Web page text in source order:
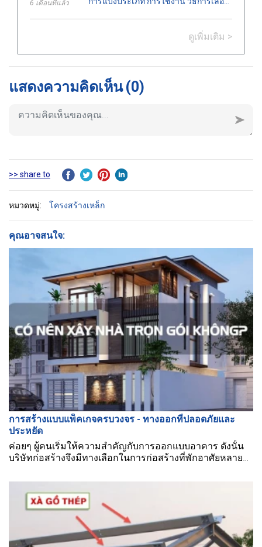
6 เดือนที่แล้ว
ดูเพิ่มเติม >
แสดงความคิดเห็น (0)
>> share to
หมวดหมู่: โครงสร้างเหล็ก
คุณอาจสนใจ:
การสร้างแบบแพ็คเกจครบวงจร - ทางออกที่ปลอดภัยและ
ประหยัด
ค่อยๆ ผู้คนเริ่มให้ความสำคัญกับการออกแบบอาคาร ดังนั้น
บริษัทก่อสร้างจึงมีทางเลือกในการก่อสร้างที่พักอาศัยหลาย
แบบแพ็คเกจครบวงจรเป็นตัวเลือกที่ช่วยประหยัดค่าใช้จ่าย
สำหรับเจ้าของเกือบทุกคน.